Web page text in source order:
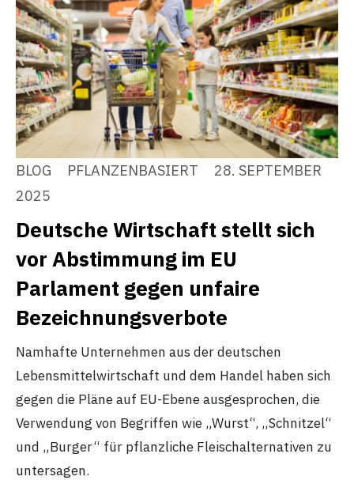
BLOG PFLANZENBASIERT
28. SEPTEMBER
2025
Deutsche Wirtschaft stellt sich
vor Abstimmung im EU
Parlament gegen unfaire
Bezeichnungsverbote
Namhafte Unternehmen aus der deutschen
Lebensmittelwirtschaft und dem Handel haben sich
gegen die Pläne auf EU-Ebene ausgesprochen, die
Verwendung von Begriffen wie „Wurst“, „Schnitzel“
und „Burger“ für pflanzliche Fleischalternativen zu
untersagen.